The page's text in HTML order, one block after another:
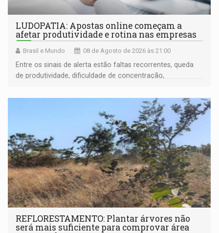
LUDOPATIA: Apostas online começam a
afetar produtividade e rotina nas empresas
Brasil e Mundo 08 de Agosto de 2026 às 21:00
Entre os sinais de alerta estão faltas recorrentes, queda
de produtividade, dificuldade de concentração,
REFLORESTAMENTO: Plantar árvores não
será mais suficiente para comprovar área